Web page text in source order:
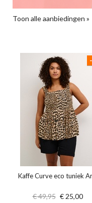
Toon alle aanbiedingen »
Kaffe Curve eco tuniek
€ 49,95 € 25,00